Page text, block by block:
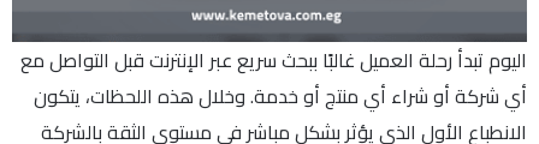
اليوم تبدأ رحلة العميل غالبًا ببحث سريع عبر الإنترنت قبل التواصل مع
أي شركة أو شراء أي منتج أو خدمة. وخلال هذه اللحظات، يتكون
الانطباع الأول الذي يؤثر بشكل مباشر في مستوى الثقة بالشركة